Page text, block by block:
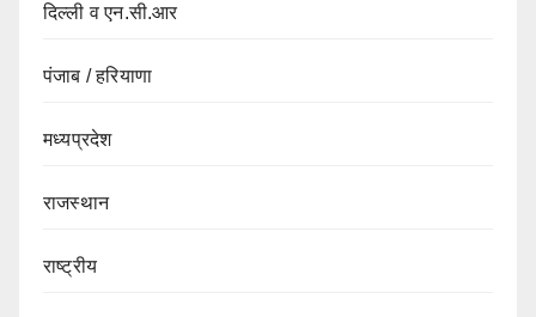
दिल्ली व एन.सी.आर
पंजाब / हरियाणा
मध्यप्रदेश
राजस्थान
राष्ट्रीय